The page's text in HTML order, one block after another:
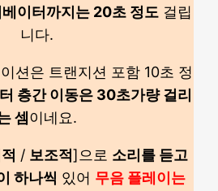
이터까지는 20초 정도걸립
니다.
션은 트랜지션 포함 10초 정
층간 이동은 30초가량 걸리
셈 이네요.
/ 보조적]으로 소리를 듣고
하나씩 있어 무음 플레이는